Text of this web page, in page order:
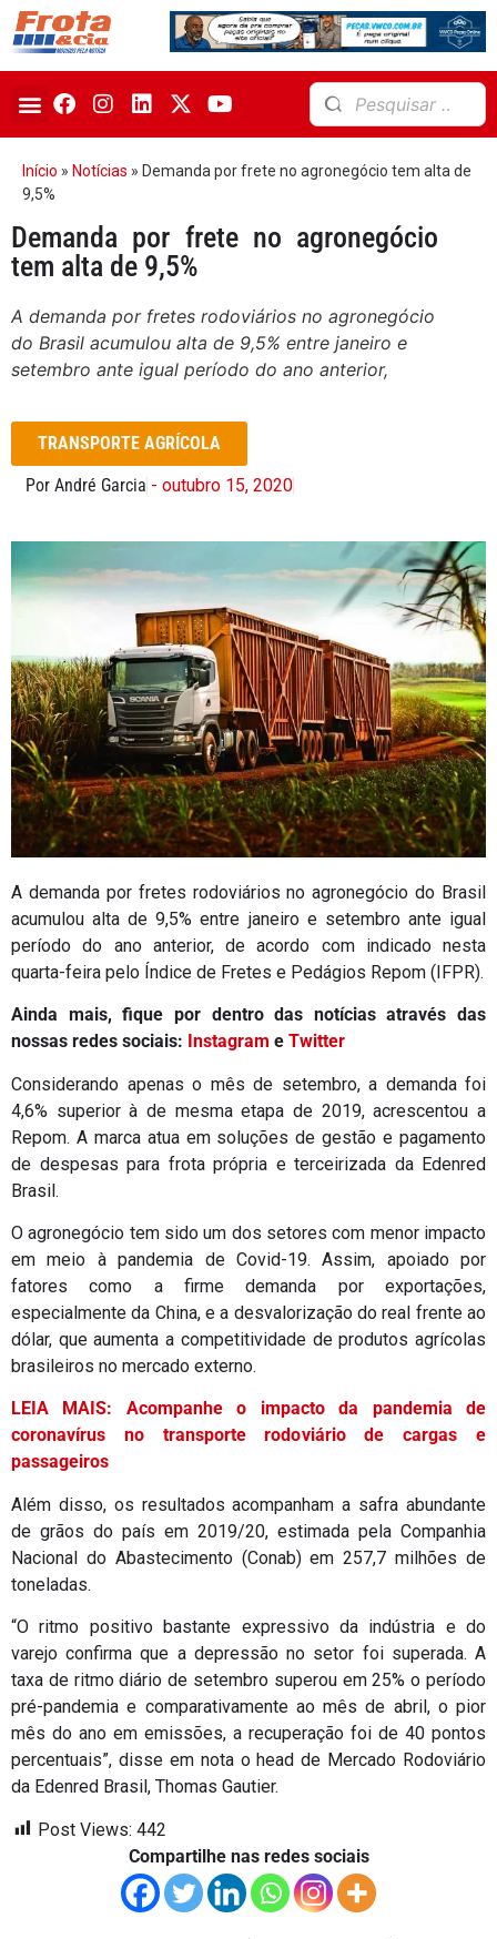
Início » Notícias » Demanda por frete no agronegócio tem alta de
9,5%
Demanda por frete no agronegócio
tem alta de 9,5%
A demanda por fretes rodoviários no agronegócio
do Brasil acumulou alta de 9,5% entre janeiro e
setembro ante igual período do ano anterior,
TRANSPORTE AGRÍCOLA
Por André Garcia - outubro 15, 2020
A demanda por fretes rodoviários no agronegócio do Brasil
acumulou alta de 9,5% entre janeiro e setembro ante igual
período do ano anterior, de acordo com indicado nesta
quarta-feira pelo Índice de Fretes e Pedágios Repom (IFPR).
Ainda mais, fique por dentro das notícias através das
nossas redes sociais: Instagram e Twitter
Considerando apenas o mês de setembro, a demanda foi
4,6% superior à de mesma etapa de 2019, acrescentou a
Repom. A marca atua em soluções de gestão e pagamento
de despesas para frota própria e terceirizada da Edenred
Brasil.
O agronegócio tem sido um dos setores com menor impacto
em meio à pandemia de Covid-19. Assim, apoiado por
fatores como a firme demanda por exportações,
especialmente da China, e a desvalorização do real frente ao
dólar, que aumenta a competitividade de produtos agrícolas
brasileiros no mercado externo.
LEIA MAIS: Acompanhe o impacto da pandemia de
coronavírus no transporte rodoviário de cargas e
passageiros
Além disso, os resultados acompanham a safra abundante
de grãos do país em 2019/20, estimada pela Companhia
Nacional do Abastecimento (Conab) em 257,7 milhões de
toneladas.
“O ritmo positivo bastante expressivo da indústria e do
varejo confirma que a depressão no setor foi superada. A
taxa de ritmo diário de setembro superou em 25% o período
pré-pandemia e comparativamente ao mês de abril, o pior
mês do ano em emissões, a recuperação foi de 40 pontos
percentuais”, disse em nota o head de Mercado Rodoviário
da Edenred Brasil, Thomas Gautier.
Post Views: 442
Compartilhe nas redes sociais